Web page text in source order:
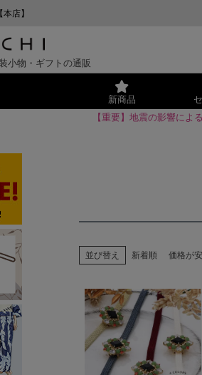
店】
小物・ギフトの通販
新商品
【重要】地震の影響によ
並び替え 新着順 価格が